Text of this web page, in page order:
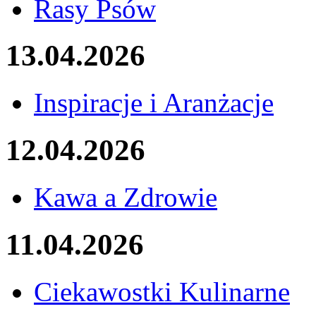
Rasy Psów
13.04.2026
Inspiracje i Aranżacje
12.04.2026
Kawa a Zdrowie
11.04.2026
Ciekawostki Kulinarne